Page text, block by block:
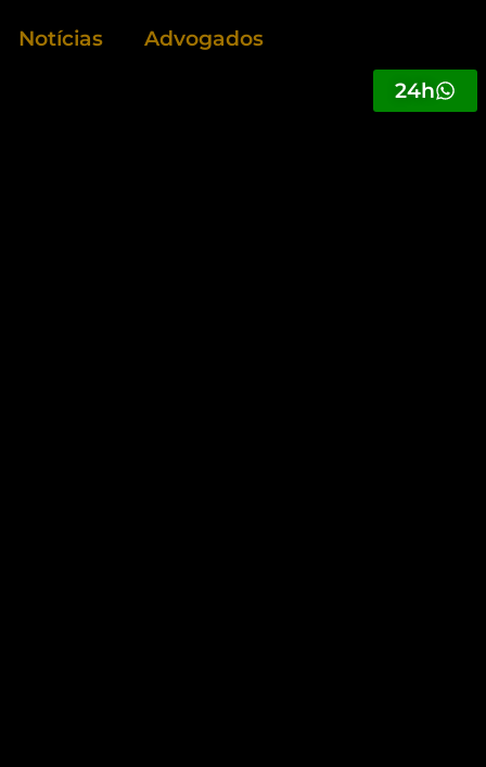
Notícias Advogados
24h